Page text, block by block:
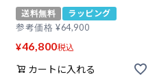
送料無料
ラッピング
参考価格 ¥64,900
¥46,800税込
カートに入れる